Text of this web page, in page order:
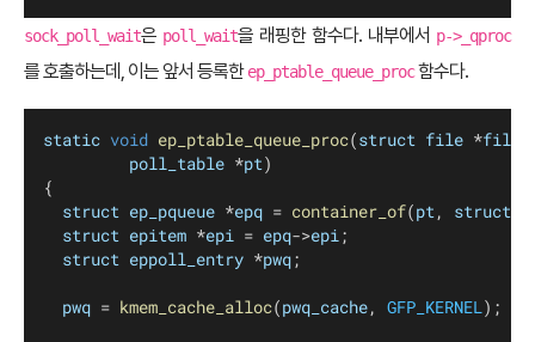
sock_poll_wait은 poll_wait을 래핑한 함수다. 내부에서 p->_qproc
를 호출하는데, 이는 앞서 등록한ep_ptable_queue_proc함수다.
static void ep_ptable_queue_proc(struct file *file
poll_table *pt)
{
struct ep_pqueue *epq = container_of(pt, struct
struct epitem *epi = epq->epi;
struct eppoll_entry *pwq;
pwq = kmem_cache_alloc(pwq_cache, GFP_KERNEL);